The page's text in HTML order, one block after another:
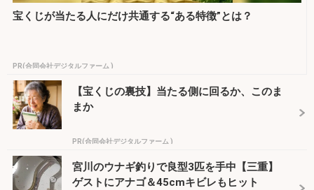
宝くじが当たる人にだけ共通する“ある特徴”とは？
PR(合同会社デジタルファーム )
【宝くじの裏技】当たる側に回るか、このま
まか
PR(合同会社デジタルファーム )
宮川のウナギ釣りで良型3匹を手中【三重】
ゲストにアナゴ＆45cmキビレもヒット